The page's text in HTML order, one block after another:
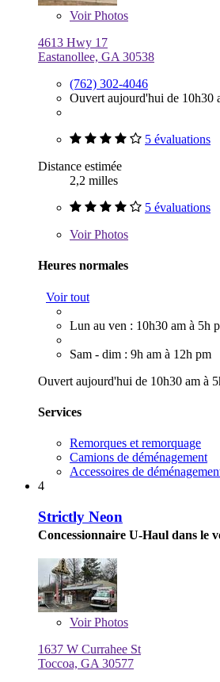
VoirPhotos
4613 Hwy 17
Eastanollee, GA 30538
(762) 302-4046
Ouvert aujourd'hui de 10h30
5 évaluations
Distance estimée
2,2 milles
5 évaluations
VoirPhotos
Heures normales
Voir tout
Lun au ven : 10h30 am à 5h
Sam - dim : 9h am à 12h pm
Ouvert aujourd'hui de 10h30 am à
Services
Remorques et remorquage
Camions de déménagement
Accessoires de
4
Strictly Neon
Concessionnaire U-Haul dans le
VoirPhotos
1637 W Currahee St
Toccoa, GA 30577